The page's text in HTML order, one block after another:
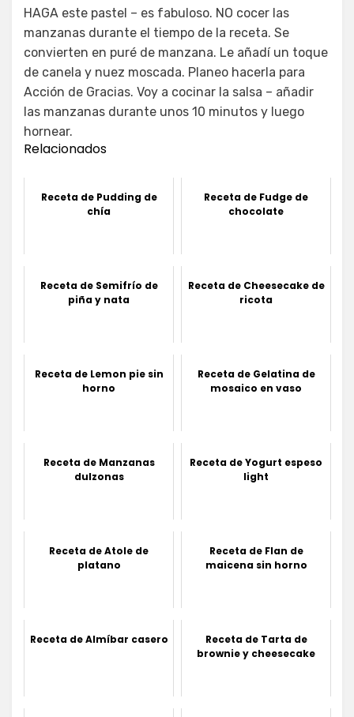
HAGA este pastel – es fabuloso. NO cocer las
manzanas durante el tiempo de la receta. Se
convierten en puré de manzana. Le añadí un toque
de canela y nuez moscada. Planeo hacerla para
Acción de Gracias. Voy a cocinar la salsa – añadir
las manzanas durante unos 10 minutos y luego
hornear.
Relacionados
Receta de Pudding de
chía
Receta de Fudge de
chocolate
Receta de Semifrío de
piña y nata
Receta de Cheesecake de
ricota
Receta de Lemon pie sin
horno
Receta de Gelatina de
mosaico en vaso
Receta de Manzanas
dulzonas
Receta de Yogurt espeso
light
Receta de Atole de
platano
Receta de Flan de
maicena sin horno
Receta de Almíbar casero
Receta de Tarta de
brownie y cheesecake